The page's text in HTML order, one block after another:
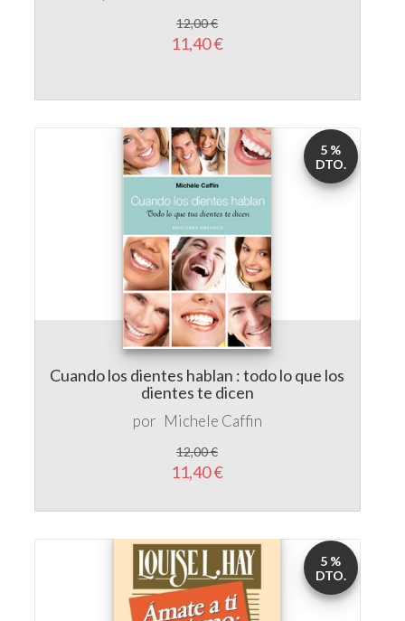
12,00 €
11,40 €
Cuando los dientes hablan : todo lo que los
dientes te dicen
por Michele Caffin
12,00 €
11,40 €
5 %
DTO.
5 %
DTO.